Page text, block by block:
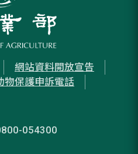
網站資料開放宣告
物保護申訴電話
054300